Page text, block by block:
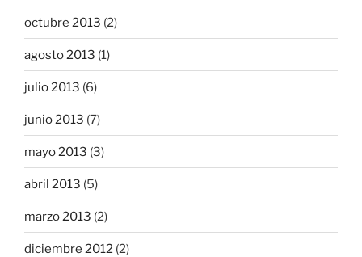
octubre 2013 (2)
agosto 2013 (1)
julio 2013 (6)
junio 2013 (7)
mayo 2013 (3)
abril 2013 (5)
marzo 2013 (2)
diciembre 2012 (2)